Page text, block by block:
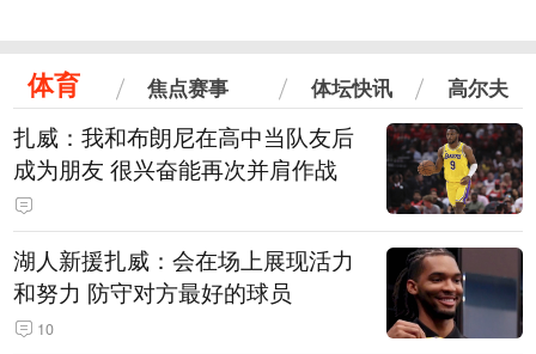
体育 焦点赛事 体坛快讯 高尔夫
扎威：我和布朗尼在高中当队友后
成为朋友 很兴奋能再次并肩作战
湖人新援扎威：会在场上展现活力
和努力 防守对方最好的球员
10